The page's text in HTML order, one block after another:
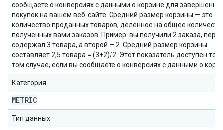
сообщаете о конверсиях с данными о корзине для
покупок на вашем веб-сайте. Средний размер корзины — это
количество проданных товаров, деленное на общее
полученных вами заказов. Пример: вы получили 2 заказа,
содержал 3 товара, а второй — 2. Средний размер корзины
составляет 2,5 товара = (3+2)/2. Этот показатель доступен
том случае, если вы сообщаете о конверсиях с данными о
Категория
METRIC
Тип данных